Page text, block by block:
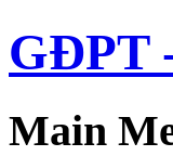
GĐPT
Main